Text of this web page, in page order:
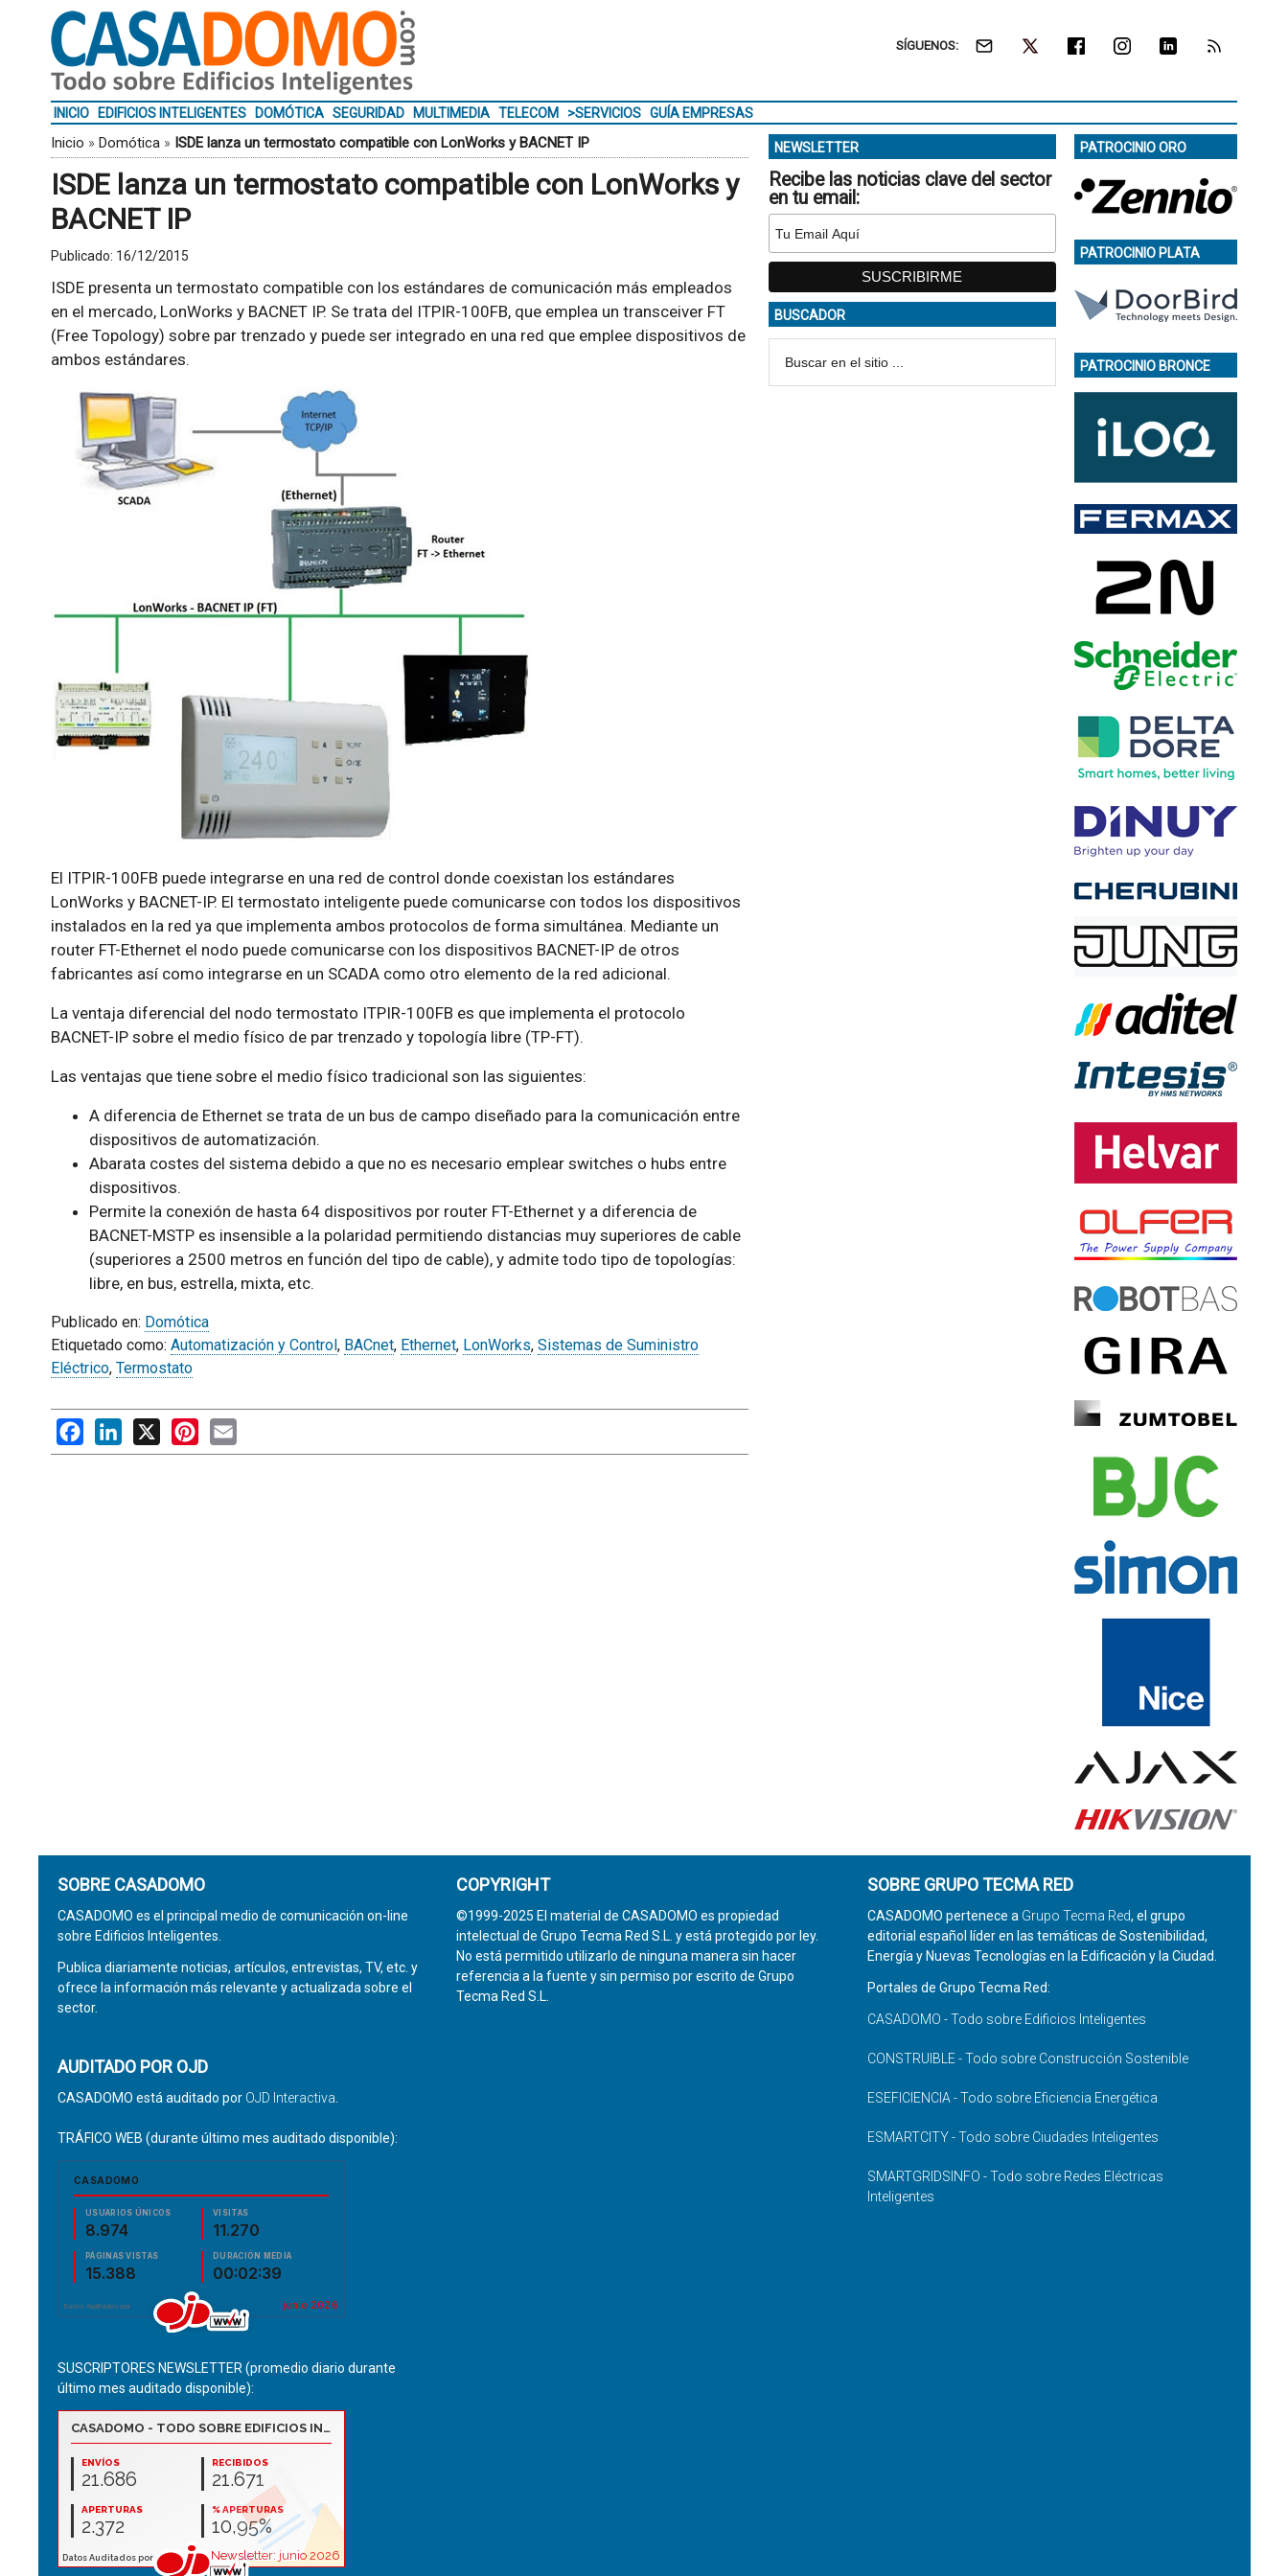
SÍGUENOS:
INICIO EDIFICIOS INTELIGENTES DOMÓTICA SEGURIDAD MULTIMEDIA TELECOM >SERVICIOS GUÍA EMPRESAS
Inicio » Domótica» ISDE lanza un termostato compatible con LonWorks y BACNET IP
ISDE lanza un termostato compatible con LonWorks y
BACNET IP
Publicado: 16/12/2015
ISDE presenta un termostato compatible con los estándares de comunicación más empleados
en el mercado, LonWorks y BACNET IP. Se trata del ITPIR-100FB, que emplea un transceiver FT
(Free Topology) sobre par trenzado y puede ser integrado en una red que emplee dispositivos de
ambos estándares.
El ITPIR-100FB puede integrarse en una red de control donde coexistan los estándares
LonWorks y BACNET-IP. El termostato inteligente puede comunicarse con todos los dispositivos
instalados en la red ya que implementa ambos protocolos de forma simultánea. Mediante un
router FT-Ethernet el nodo puede comunicarse con los dispositivos BACNET-IP de otros
fabricantes así como integrarse en un SCADA como otro elemento de la red adicional.
La ventaja diferencial del nodo termostato ITPIR-100FB es que implementa el protocolo
BACNET-IP sobre el medio físico de par trenzado y topología libre (TP-FT).
Las ventajas que tiene sobre el medio físico tradicional son las siguientes:
A diferencia de Ethernet se trata de un bus de campo diseñado para la comunicación entre
dispositivos de automatización.
Abarata costes del sistema debido a que no es necesario emplear switches o hubs entre
dispositivos.
Permite la conexión de hasta 64 dispositivos por router FT-Ethernet y a diferencia de
BACNET-MSTP es insensible a la polaridad permitiendo distancias muy superiores de cable
(superiores a 2500 metros en función del tipo de cable), y admite todo tipo de topologías:
libre, en bus, estrella, mixta, etc.
Publicado en: Domótica
Etiquetado como: Automatización y Control, BACnet, Ethernet, LonWorks, Sistemas de Suministro
Eléctrico, Termostato
FacebookLinkedIn
X PinterestEmail
NEWSLETTER
Recibe las noticias clave del sector
en tu email:
BUSCADOR
PATROCINIO ORO
PATROCINIO PLATA
PATROCINIO BRONCE
SOBRE CASADOMO
CASADOMO es el principal medio de comunicación on-line
sobre Edificios Inteligentes.
Publica diariamente noticias, artículos, entrevistas, TV, etc. y
ofrece la información más relevante y actualizada sobre el
sector.
AUDITADO POR OJD
CASADOMO está auditado por OJD Interactiva
TRÁFICO WEB (durante último mes auditado disponible):
SUSCRIPTORES NEWSLETTER (promedio diario durante
último mes auditado disponible):
COPYRIGHT
©1999-2025 El material de CASADOMO es propiedad
intelectual de Grupo Tecma Red S.L. y está protegido por ley.
No está permitido utilizarlo de ninguna manera sin hacer
referencia a la fuente y sin permiso por escrito de Grupo
Tecma Red S.L.
SOBRE GRUPO TECMA RED
CASADOMO pertenece a Grupo Tecma Red, el grupo
editorial español líder en las temáticas de Sostenibilidad,
Energía y Nuevas Tecnologías en la Edificación y la Ciudad.
Portales de Grupo Tecma Red:
CASADOMO - Todo sobre Edificios Inteligentes
CONSTRUIBLE - Todo sobre Construcción Sostenible
ESEFICIENCIA - Todo sobre Eficiencia Energética
ESMARTCITY - Todo sobre Ciudades Inteligentes
SMARTGRIDSINFO - Todo sobre Redes Eléctricas
Inteligentes